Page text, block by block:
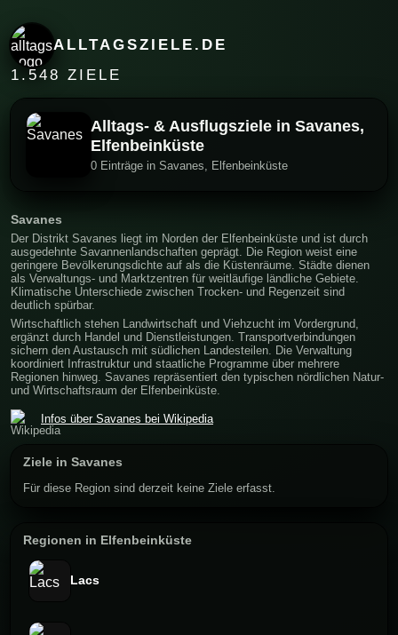
ALLTAGSZIELE.DE
1.548 ZIELE
Alltags- & Ausflugsziele in Savanes,
Elfenbeinküste
0 Einträge in Savanes, Elfenbeinküste
Savanes
Der Distrikt Savanes liegt im Norden der Elfenbeinküste und ist durch
ausgedehnte Savannenlandschaften geprägt. Die Region weist eine
geringere Bevölkerungsdichte auf als die Küstenräume. Städte dienen
als Verwaltungs- und Marktzentren für weitläufige ländliche Gebiete.
Klimatische Unterschiede zwischen Trocken- und Regenzeit sind
deutlich spürbar.
Wirtschaftlich stehen Landwirtschaft und Viehzucht im Vordergrund,
ergänzt durch Handel und Dienstleistungen. Transportverbindungen
sichern den Austausch mit südlichen Landesteilen. Die Verwaltung
koordiniert Infrastruktur und staatliche Programme über mehrere
Regionen hinweg. Savanes repräsentiert den typischen nördlichen Natur-
und Wirtschaftsraum der Elfenbeinküste.
Infos über Savanes bei Wikipedia
Ziele in Savanes
Für diese Region sind derzeit keine Ziele erfasst.
Regionen in Elfenbeinküste
Lacs